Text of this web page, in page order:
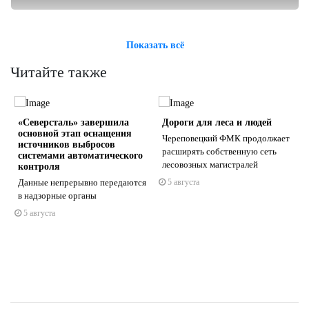
Показать всё
Читайте также
«Северсталь» завершила
основной этап оснащения
источников выбросов
системами автоматического
контроля
Данные непрерывно передаются
в надзорные органы
5 августа
Дороги для леса и людей
Череповецкий ФМК продолжает
расширять собственную сеть
лесовозных магистралей
5 августа